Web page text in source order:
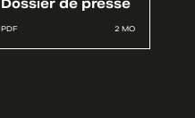
Dossier de presse
PDF 2 MO